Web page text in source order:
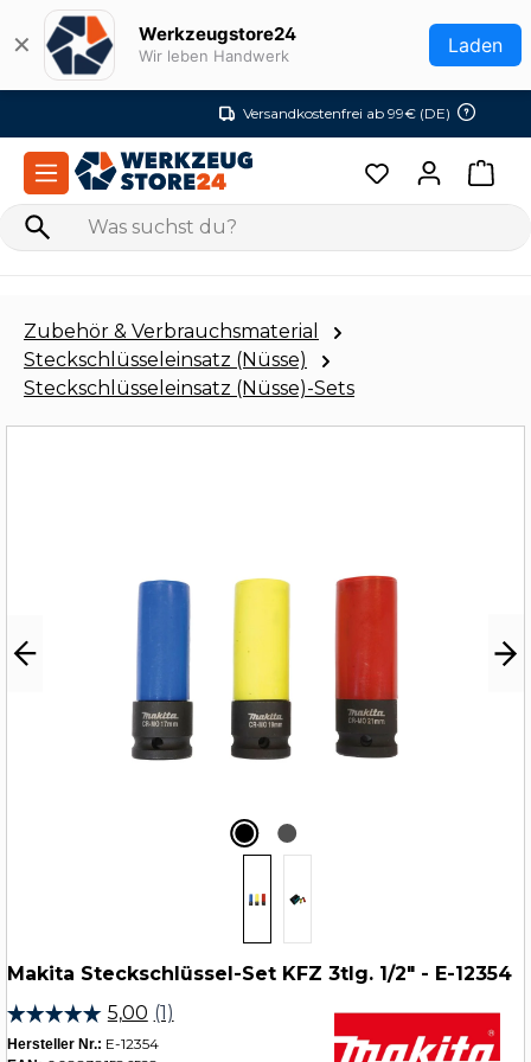
Zum Hauptinhalt springen
✕ Werkzeugstore24
Wir leben Handwerk Laden
Versandkostenfrei ab 99€ (DE)
Zubehör & Verbrauchsmaterial
Steckschlüsseleinsatz (Nüsse)
Steckschlüsseleinsatz (Nüsse)-Sets
Makita Steckschlüssel-Set KFZ 3tlg. 1/2" - E-12354
Hersteller Nr.: E-12354